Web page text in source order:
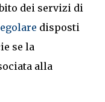
dei servizi di
disposti
se la
alla